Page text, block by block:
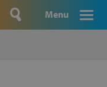
Menu